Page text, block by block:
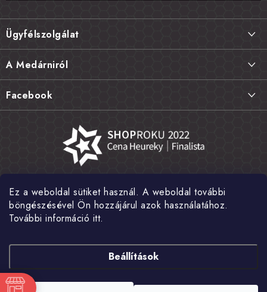
Ez a weboldal sütiket használ. A weboldal további
böngészésével Ön hozzájárul azok használatához.
További információ itt.
Beállítások
L
á
b
l
é
c
Ügyfélszolgálat
Termékek visszaküldése, csere és reklamációk
Gyakori kérdések FAQ
Általános szerződési feltételek
Nagykereskedelem
A Medárniról
A mi történetünk
Fotógaléria
Hírek
Facebook
Copyright 2026 . Minden jog fenntartva.Süti beállítások